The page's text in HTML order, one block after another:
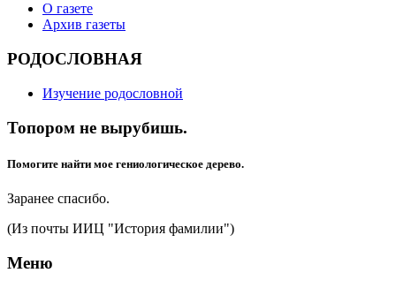
О газете
Архив газеты
РОДОСЛОВНАЯ
Изучение родословной
Топором не вырубишь.
Помогите найти мое гениологическое дерево.
Заранее спасибо.
(Из почты ИИЦ "История фамилии")
Меню